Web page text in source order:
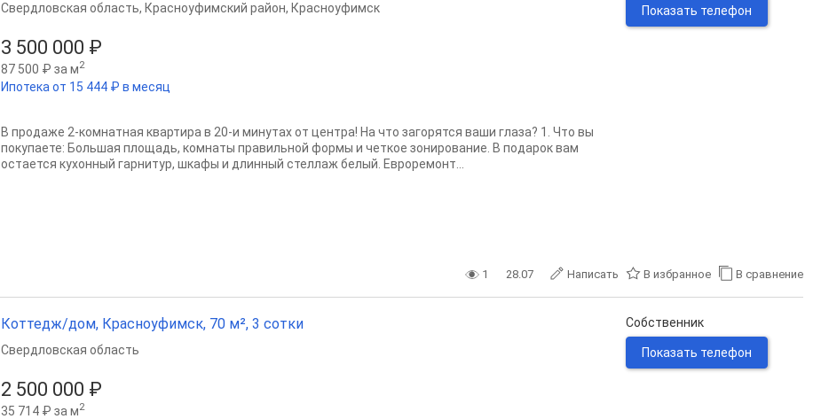
3 500 000 ₽
87 500 ₽ за м2
Ипотека от 15 444 ₽ в месяц
Свердловская область, Красноуфимский район, Красноуфимск
В продаже 2-комнатная квартира в 20-и минутах от центра! На что загорятся ваши глаза? 1. Что вы
покупаете: Большая площадь, комнаты правильной формы и четкое зонирование. В подарок вам
остается кухонный гарнитур, шкафы и длинный стеллаж белый. Евроремонт...
Показать телефон
1 28.07 Написать В избранное В сравнение
Коттедж/дом, Красноуфимск, 70 м², 3 сотки
2 500 000 ₽
35 714 ₽ за м2
Свердловская область
Собственник
Показать телефон